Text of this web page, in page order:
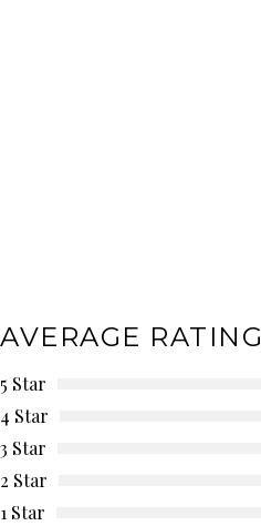
AVERAGE RATING
5 Star
4 Star
3 Star
2 Star
1 Star